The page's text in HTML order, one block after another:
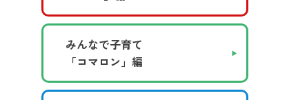
みんなで子育て
「コマロン」編